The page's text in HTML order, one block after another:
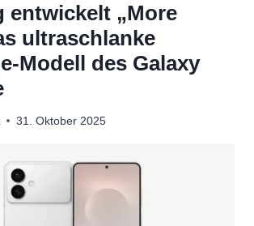
entwickelt „More
ultraschlanke
Modell des Galaxy
31. Oktober 2025